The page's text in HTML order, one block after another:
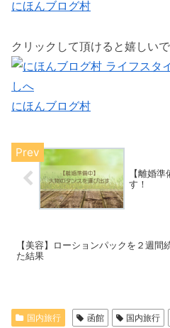
にほんブログ村
クリックして頂けると嬉しい
にほんブログ村
【離婚
す！
【美容】ローションパックを２週間
た結果
国内旅行 函館 国内旅行